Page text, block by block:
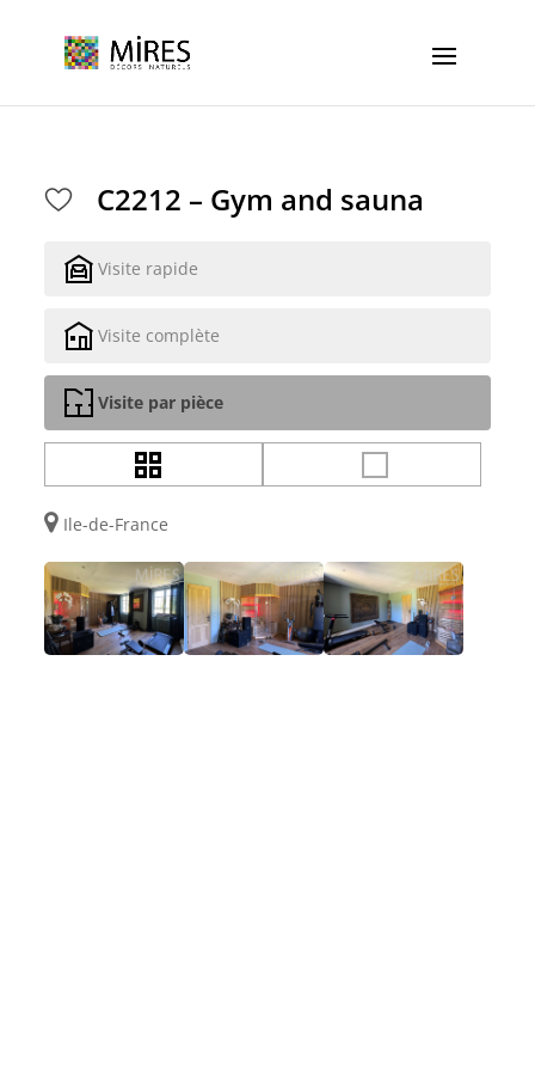
C2212 – Gym and sauna
Visite rapide
Visite complète
Visite par pièce
Ile-de-France